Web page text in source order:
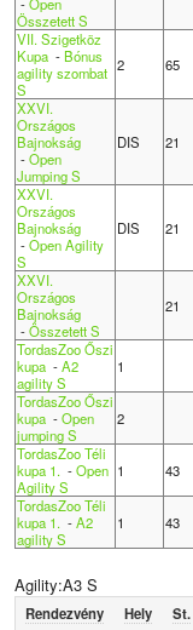
Összetett S
VII. Szigetköz
Kupa-Bónus
agility szombat
S
2 65
XXVI.
Országos
Bajnokság
-Open
Jumping S
DIS 21
XXVI.
Országos
Bajnokság
-Open Agility
S
DIS 21
XXVI.
Országos
Bajnokság
-Összetett S
21
TordasZoo Őszi
kupa-A2
agility S
1
TordasZoo Őszi
kupa-Open
jumping S
2
TordasZoo Téli
kupa 1. -Open
Agility S
1 43
TordasZoo Téli
kupa 1. -A2
agility S
1 43
Agility:A3 S
Rendezvény Hely St.